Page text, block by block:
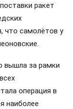
ракет
что самолётов у
вышла за рамки
операция в
наиболее